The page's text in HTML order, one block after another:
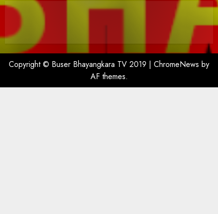
Copyright © Buser Bhayangkara TV 2019 | ChromeNews by
AF themes.